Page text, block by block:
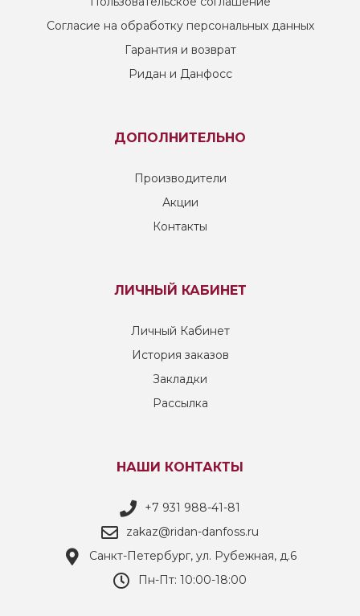
Согласие на обработку персональных данных
Гарантия и возврат
Ридан и Данфосс
ДОПОЛНИТЕЛЬНО
Производители
Акции
Контакты
ЛИЧНЫЙ КАБИНЕТ
Личный Кабинет
История заказов
Закладки
Рассылка
НАШИ КОНТАКТЫ
+7 931 988-41-81
zakaz@ridan-danfoss.ru
Санкт-Петербург, ул. Рубежная, д.6
Пн-Пт: 10:00-18:00